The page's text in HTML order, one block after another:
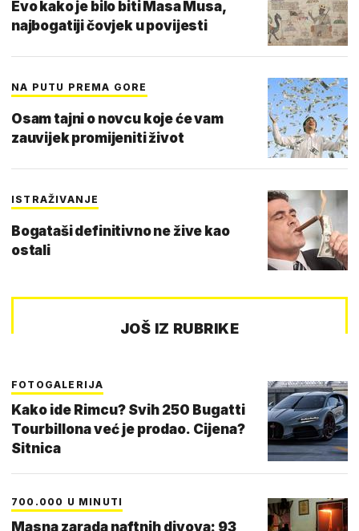
Evo kako je bilo biti Masa Musa,
najbogatiji čovjek u povijesti
NA PUTU PREMA GORE
Osam tajni o novcu koje će vam
zauvijek promijeniti život
ISTRAŽIVANJE
Bogataši definitivno ne žive kao
ostali
JOŠ IZ RUBRIKE
FOTOGALERIJA
Kako ide Rimcu? Svih 250 Bugatti
Tourbillona već je prodao. Cijena?
Sitnica
700.000 U MINUTI
Masna zarada naftnih divova: 93